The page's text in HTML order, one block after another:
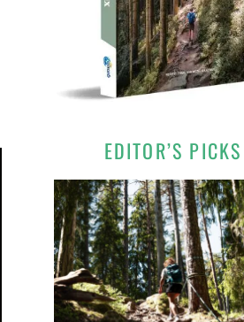
EDITOR’S PICKS